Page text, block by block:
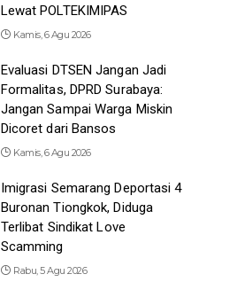
Lewat POLTEKIMIPAS
Kamis, 6 Agu 2026
Evaluasi DTSEN Jangan Jadi
Formalitas, DPRD Surabaya:
Jangan Sampai Warga Miskin
Dicoret dari Bansos
Kamis, 6 Agu 2026
Imigrasi Semarang Deportasi 4
Buronan Tiongkok, Diduga
Terlibat Sindikat Love
Scamming
Rabu, 5 Agu 2026